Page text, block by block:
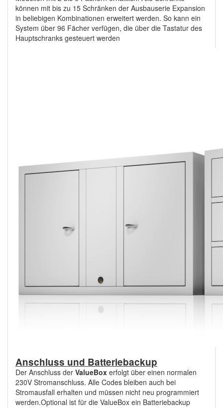
können mit bis zu 15 Schränken der Ausbauserie Expansion
in beliebigen Kombinationen erweitert werden. So kann ein
System über 96 Fächer verfügen, die über die Tastatur des
Hauptschranks gesteuert werden
Anschluss und Batteriebackup
Der Anschluss der ValueBox erfolgt über einen normalen
230V Stromanschluss. Alle Codes bleiben auch bei
Stromausfall erhalten und müssen nicht neu programmiert
werden.Optional ist für die ValueBox ein Batteriebackup